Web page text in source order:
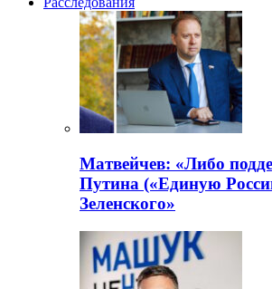
Матвейчев: «Либо
Путина («Единую
Зеленского»